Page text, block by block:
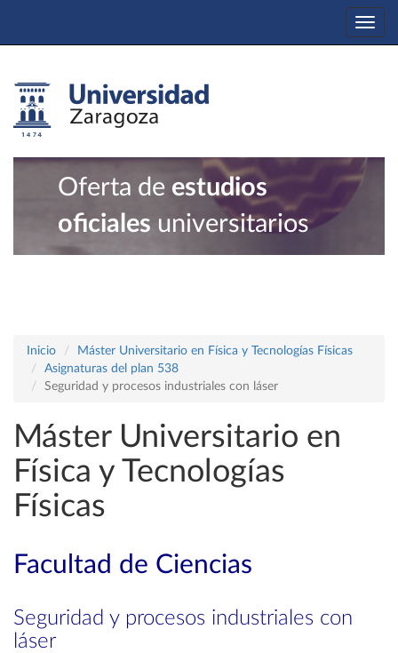
Oferta de estudios
oficiales universitarios
Inicio
Máster Universitario en Física y Tecnologías Físicas
Asignaturas del plan 538
Seguridad y procesos industriales con láser
Máster Universitario en
Física y Tecnologías
Físicas
Facultad de Ciencias
Seguridad y procesos industriales con
láser